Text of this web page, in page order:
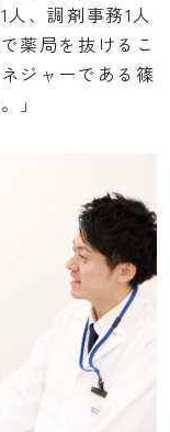
、調剤事務1人
薬局を抜けるこ
ジャーである篠
」